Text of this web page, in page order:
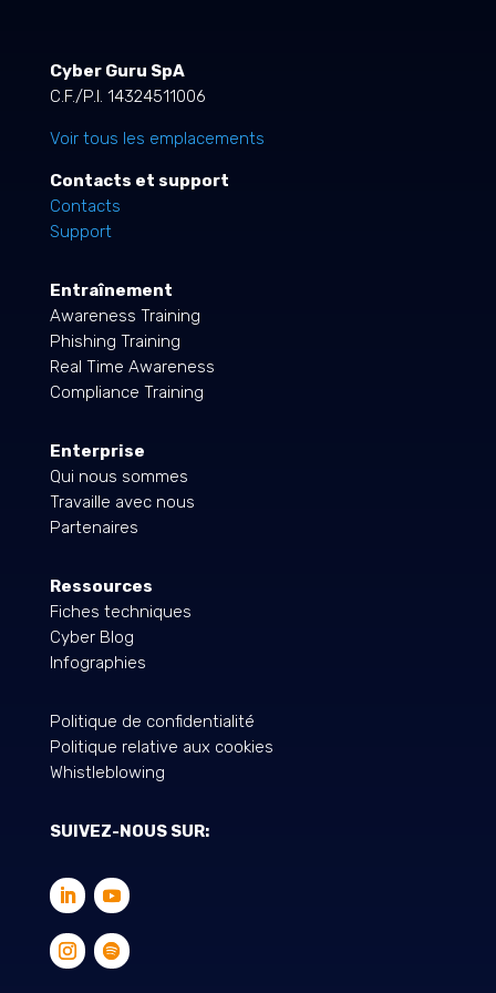
Cyber Guru SpA
C.F./P.I. 14324511006
Voir tous les emplacements
Contacts et support
Contacts
Support
Entraînement
Awareness Training
Phishing Training
Real Time Awareness
Compliance Training
Enterprise
Qui nous sommes
Travaille avec nous
Partenaires
Ressources
Fiches techniques
Cyber Blog
Infographies
Politique de confidentialité
Politique relative aux cookies
Whistleblowing
SUIVEZ-NOUS SUR: